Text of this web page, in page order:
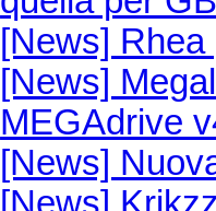
[News]
[News]
MEGAdrive
[News]
[News]